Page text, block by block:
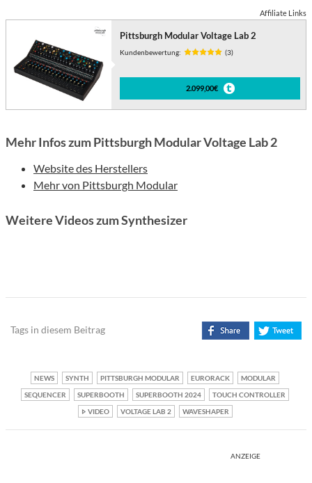
Affiliate Links
Pittsburgh Modular Voltage Lab 2
Kundenbewertung: (3)
2.099,00€
Mehr Infos zum Pittsburgh Modular Voltage Lab 2
Website des Herstellers
Mehr von Pittsburgh Modular
Weitere Videos zum Synthesizer
Tags in diesem Beitrag
NEWS SYNTH PITTSBURGH MODULAR EURORACK
MODULAR
SEQUENCER
SUPERBOOTH SUPERBOOTH 2024
TOUCH CONTROLLER
VIDEO
VOLTAGE LAB 2 WAVESHAPER
ANZEIGE